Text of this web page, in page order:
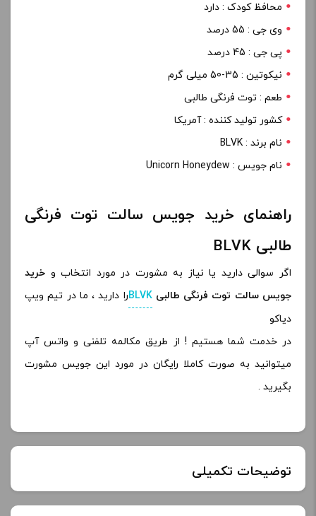
محافظ کودک : دارد
وی جی : 55 درصد
پی جی : 45 درصد
نیکوتین : 35-50 میلی گرم
طعم : توت فرنگی طالبی
کشور تولید کننده : آمریکا
نام برند : BLVK
نام جویس : Unicorn Honeydew
راهنمای خرید جویس سالت توت فرنگی
طالبی BLVK
اگر سوالی دارید یا نیاز به مشورت در مورد انتخاب و خرید
جویس سالت توت فرنگی طالبیBLVKرا دارید ، ما در تیم ویپ
دیاکو
در خدمت شما هستیم ! از طریق مکالمه تلفنی و واتس آپ
میتوانید به صورت کاملا رایگان در مورد این جویس مشورت
بگیرید .
توضیحات تکمیلی